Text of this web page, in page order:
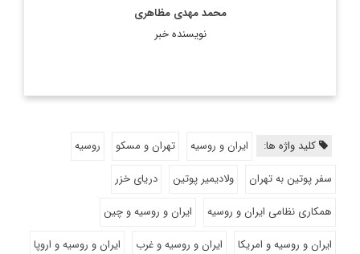
محمد مهدی مظاهری
نویسنده خبر
کلید واژه ها: ایران و روسیه تهران و مسکو
روسیه
سفر پوتین به تهران
ولادیمیر پوتین
دریای خزر
همکاری نظامی ایران و روسیه
ایران و روسیه و چین
ایران و روسیه و امریکا
ایران و روسیه و غرب ایران و روسیه و اروپا